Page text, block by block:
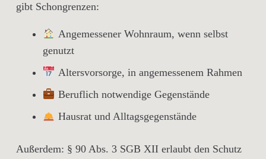
gibt Schongrenzen:
Angemessener Wohnraum, wenn selbst
genutzt
Altersvorsorge, in angemessenem Rahmen
Beruflich notwendige Gegenstände
Hausrat und Alltagsgegenstände
Außerdem: § 90 Abs. 3 SGB XII erlaubt den Schutz